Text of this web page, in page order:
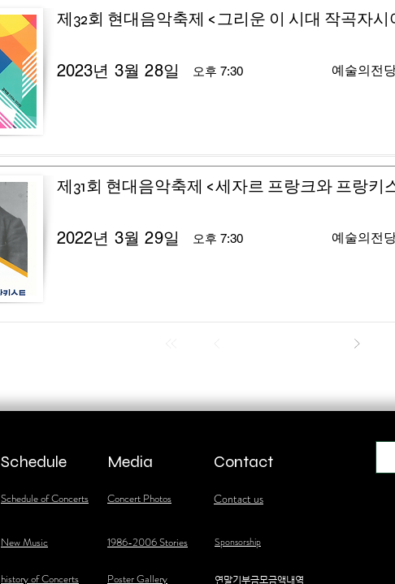
제32회 현대음악축제 <그리운 이 시대 작곡자시
오후 7:30
2023년 3월 28일 예술의전
제31회 현대음악축제 <세자르 프랑크와 프랑키
오후 7:30
2022년 3월 29일 예술의전
Schedule
Schedule of Concerts
Media
Concert Photos
Contact
Contact us
New Music 1986-2006 Stories Sponsorship
history of Concerts Poster Gallery ​연말기부금모금액내역